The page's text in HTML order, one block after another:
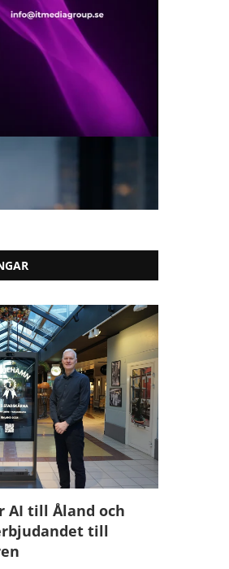
AI till Åland och
till